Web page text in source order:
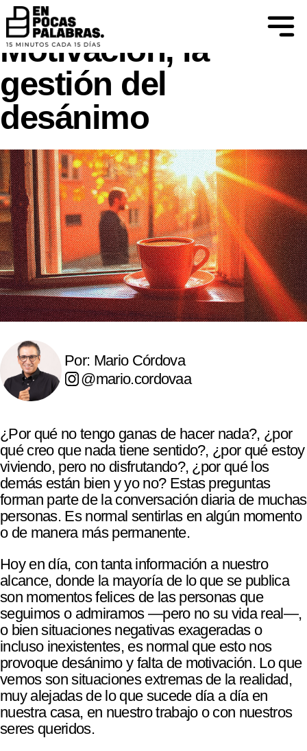
DIFIERO, AL CONOCIMIENTO SE LLEGA
MEDIANTE EL CUESTIONAMIENTO...
Motivación, la
gestión del
desánimo
Por: Mario Córdova
@mario.cordovaa
¿Por qué no tengo ganas de hacer nada?, ¿por
qué creo que nada tiene sentido?, ¿por qué estoy
viviendo, pero no disfrutando?, ¿por qué los
demás están bien y yo no? Estas preguntas
forman parte de la conversación diaria de muchas
personas. Es normal sentirlas en algún momento
o de manera más permanente.
Hoy en día, con tanta información a nuestro
alcance, donde la mayoría de lo que se publica
son momentos felices de las personas que
seguimos o admiramos —pero no su vida real—,
o bien situaciones negativas exageradas o
incluso inexistentes, es normal que esto nos
provoque desánimo y falta de motivación. Lo que
vemos son situaciones extremas de la realidad,
muy alejadas de lo que sucede día a día en
nuestra casa, en nuestro trabajo o con nuestros
seres queridos.